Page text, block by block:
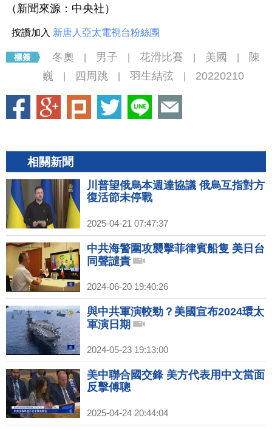
（新聞來源：中央社）
按讚加入 新唐人亞太電視台粉絲團
冬奧 男子 花滑比賽 美國
陳
巍
四周跳 羽生結弦 20220210
相關新聞
川普望俄烏本週達協議 俄烏互指對方
復活節未停戰
2025-04-21 07:47:37
中共海警圍攻襲擊菲律賓船隻 美日台
同聲譴責
2024-06-20 19:40:26
與中共軍演較勁？美國宣布2024環太
軍演日期
2024-05-23 19:13:00
美中聯合國交鋒 美方代表用中文當面
反擊傅聰
2025-04-24 20:44:04